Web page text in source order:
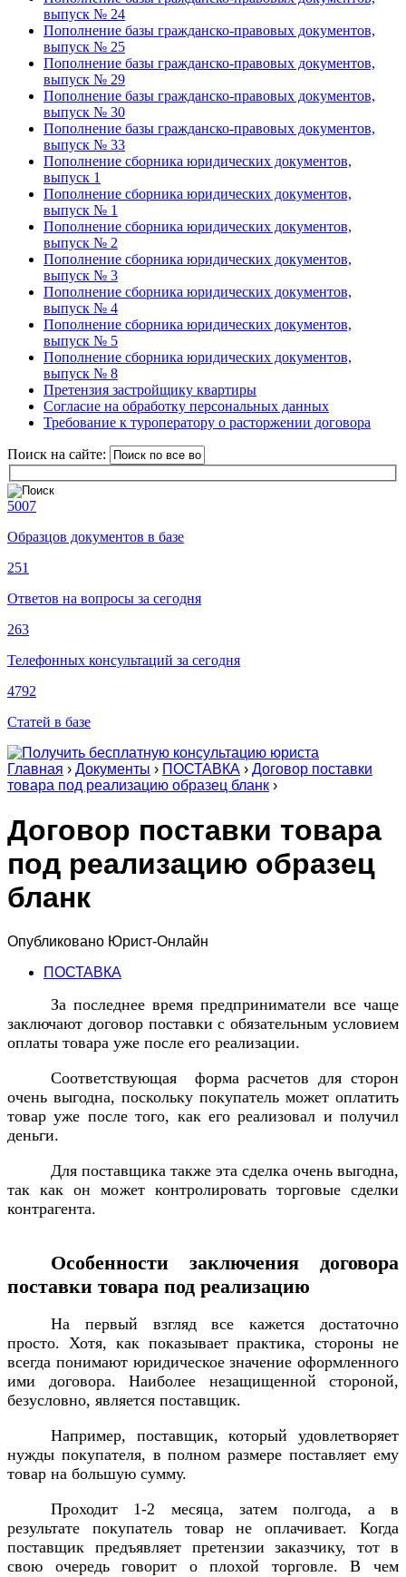
выпуск № 24
Пополнение базы гражданско-правовых документов,
выпуск № 25
Пополнение базы гражданско-правовых документов,
выпуск № 29
Пополнение базы гражданско-правовых документов,
выпуск № 30
Пополнение базы гражданско-правовых документов,
выпуск № 33
Пополнение сборника юридических документов,
выпуск 1
Пополнение сборника юридических документов,
выпуск № 1
Пополнение сборника юридических документов,
выпуск № 2
Пополнение сборника юридических документов,
выпуск № 3
Пополнение сборника юридических документов,
выпуск № 4
Пополнение сборника юридических документов,
выпуск № 5
Пополнение сборника юридических документов,
выпуск № 8
Претензия застройщику квартиры
Согласие на обработку персональных данных
Требование к туроператору о расторжении договора
Поиск на сайте:
5007
Образцов документов в базе
251
Ответов на вопросы за сегодня
263
Телефонных консультаций за сегодня
4792
Статей в базе
Главная › Документы › ПОСТАВКА › Договор поставки
товара под реализацию образец бланк ›
Договор поставки товара
под реализацию образец
бланк
Опубликовано Юрист-Онлайн
ПОСТАВКА
За последнее время предприниматели все чаще
заключают договор поставки с обязательным условием
оплаты товара уже после его реализации.
Соответствующая форма расчетов для сторон
очень выгодна, поскольку покупатель может оплатить
товар уже после того, как его реализовал и получил
деньги.
Для поставщика также эта сделка очень выгодна,
так как он может контролировать торговые сделки
контрагента.
Особенности заключения договора
поставки товара под реализацию
На первый взгляд все кажется достаточно
просто. Хотя, как показывает практика, стороны не
всегда понимают юридическое значение оформленного
ими договора. Наиболее незащищенной стороной,
безусловно, является поставщик.
Например, поставщик, который удовлетворяет
нужды покупателя, в полном размере поставляет ему
товар на большую сумму.
Проходит 1-2 месяца, затем полгода, а в
результате покупатель товар не оплачивает. Когда
поставщик предъявляет претензии заказчику, тот в
свою очередь говорит о плохой торговле. В чем